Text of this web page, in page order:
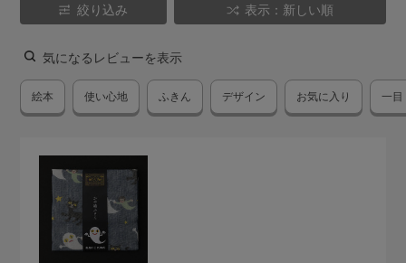
絞り込み 表示：新しい順
気になるレビューを表示
絵本 使い心地 ふきん デザイン お気に入り 一目